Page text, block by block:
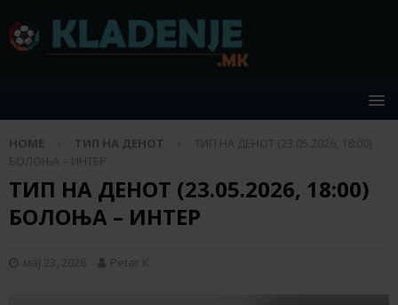
HOME ТИП НА ДЕНОТ
ТИП НА ДЕНОТ (23.05.2026, 18:00)
БОЛОЊА – ИНТЕР
ТИП НА ДЕНОТ (23.05.2026, 18:00)
БОЛОЊА – ИНТЕР
мај 23, 2026 Petar K.